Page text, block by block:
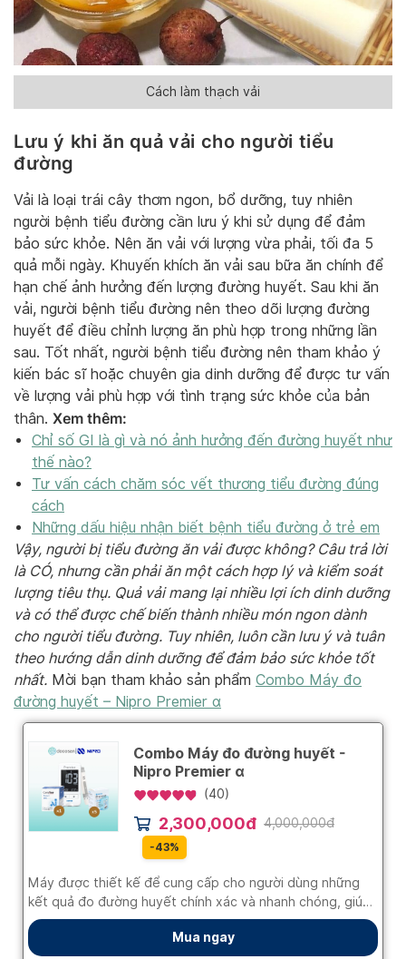
Cách làm thạch vải
Lưu ý khi ăn quả vải cho người tiểu
đường
Vải là loại trái cây thơm ngon, bổ dưỡng, tuy nhiên
người bệnh tiểu đường cần lưu ý khi sử dụng để đảm
bảo sức khỏe. Nên ăn vải với lượng vừa phải, tối đa 5
quả mỗi ngày. Khuyến khích ăn vải sau bữa ăn chính để
hạn chế ảnh hưởng đến lượng đường huyết. Sau khi ăn
vải, người bệnh tiểu đường nên theo dõi lượng đường
huyết để điều chỉnh lượng ăn phù hợp trong những lần
sau. Tốt nhất, người bệnh tiểu đường nên tham khảo ý
kiến bác sĩ hoặc chuyên gia dinh dưỡng để được tư vấn
về lượng vải phù hợp với tình trạng sức khỏe của bản
thân. Xem thêm:
Chỉ số GI là gì và nó ảnh hưởng đến đường huyết như
thế nào?
Tư vấn cách chăm sóc vết thương tiểu đường đúng
cách
Những dấu hiệu nhận biết bệnh tiểu đường ở trẻ em
Vậy, người bị tiểu đường ăn vải được không? Câu trả lời
là CÓ, nhưng cần phải ăn một cách hợp lý và kiểm soát
lượng tiêu thụ. Quả vải mang lại nhiều lợi ích dinh dưỡng
và có thể được chế biến thành nhiều món ngon dành
cho người tiểu đường. Tuy nhiên, luôn cần lưu ý và tuân
theo hướng dẫn dinh dưỡng để đảm bảo sức khỏe tốt
nhất. Mời bạn tham khảo sản phẩm Combo Máy đo
đường huyết – Nipro Premier α